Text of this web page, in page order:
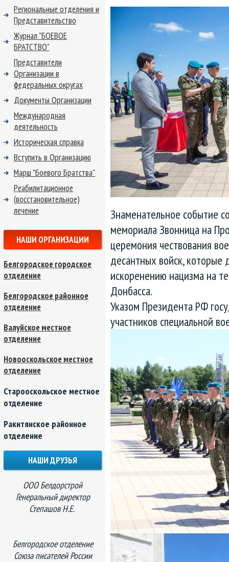
Знаменательное событие
мемориала Звонница на
церемония чествования
десантных войск, которые
искоренению нацизма на
Донбасса.
Указом Президента РФ
участников специальной
Региональные отделения и
Представительство
Журнал "БОЕВОЕ
БРАТСТВО"
Представители
Организации в
федеральных округах
Документы Организации
Международная
деятельность
Историческая справка
Вступить в Организацию
Марш "Боевого Братства"
Реабилитационное
(восстановительное)
лечение
НАШИ ОРГАНИЗАЦИИ
Белгородское городское
отделение
Белгородское районное
отделение
Валуйское местное
отделение
Новооскольское местное
отделение
Старооскольское местное
отделение
Ракитянское районное
отделение
НАШИ ДРУЗЬЯ
ООО Белдорстрой
Генеральный директор
Степашов Н.Е.
Белгородское отделение
Союза писателей России